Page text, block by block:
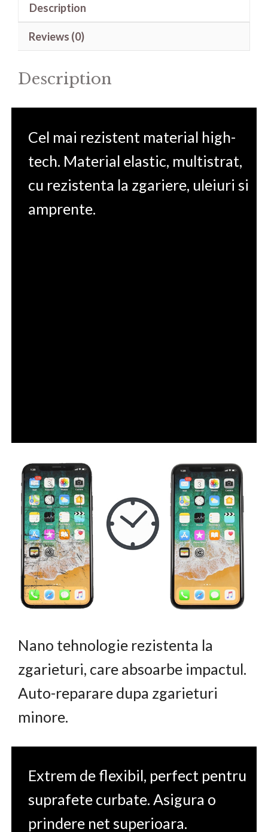
Description
Reviews (0)
Description
Cel mai rezistent material high-
tech. Material elastic, multistrat,
cu rezistenta la zgariere, uleiuri si
amprente.
Nano tehnologie rezistenta la
zgarieturi, care absoarbe impactul.
Auto-reparare dupa zgarieturi
minore.
Extrem de flexibil, perfect pentru
suprafete curbate. Asigura o
prindere net superioara.